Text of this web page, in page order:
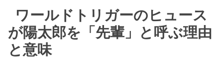
ワールドトリガーのヒュース
が陽太郎を「先輩」と呼ぶ理由
と意味